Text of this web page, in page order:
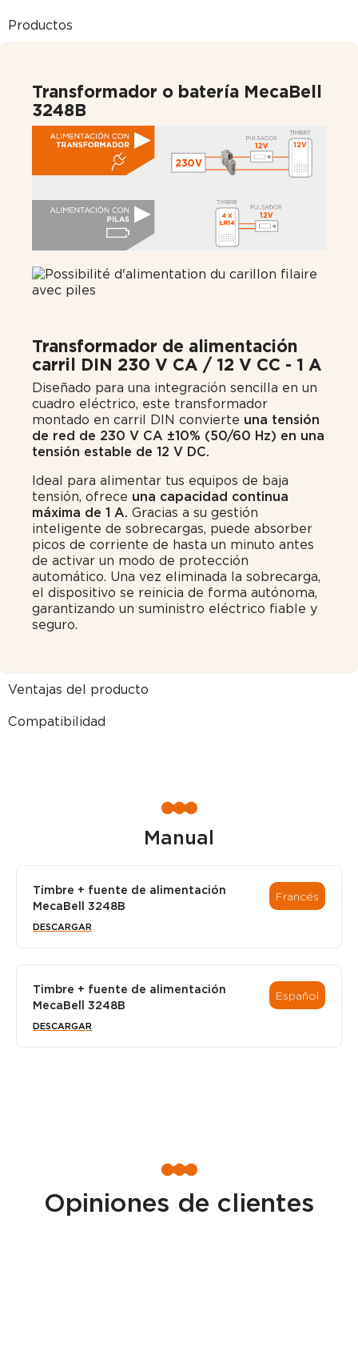
Productos
Transformador o batería MecaBell
3248B
Transformador de alimentación
carril DIN 230 V CA / 12 V CC - 1 A
Diseñado para una integración sencilla en un
cuadro eléctrico, este transformador
montado en carril DIN convierte una tensión
de red de 230 V CA ±10% (50/60 Hz) en una
tensión estable de 12 V DC.
Ideal para alimentar tus equipos de baja
tensión, ofrece una capacidad continua
máxima de 1 A. Gracias a su gestión
inteligente de sobrecargas, puede absorber
picos de corriente de hasta un minuto antes
de activar un modo de protección
automático. Una vez eliminada la sobrecarga,
el dispositivo se reinicia de forma autónoma,
garantizando un suministro eléctrico fiable y
seguro.
Ventajas del producto
Compatibilidad
Manual
Timbre + fuente de alimentación
MecaBell 3248B
Francés
DESCARGAR
Timbre + fuente de alimentación
MecaBell 3248B
Español
DESCARGAR
Opiniones de clientes